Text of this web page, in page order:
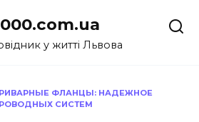
у житті Львова
ФЛАНЦЫ: НАДЕЖНОЕ
СИСТЕМ